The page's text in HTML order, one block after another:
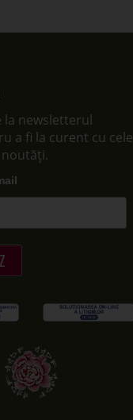
la newsletterul
a fi la curent cu cele